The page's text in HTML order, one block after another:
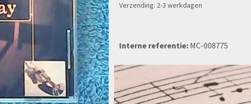
Verzending: 2-3 werkdagen
Interne referentie: MC-008775